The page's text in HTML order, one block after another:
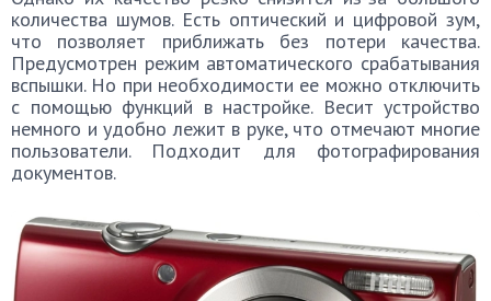
количества шумов. Есть оптический и цифровой зум,
что позволяет приближать без потери качества.
Предусмотрен режим автоматического срабатывания
вспышки. Но при необходимости ее можно отключить
с помощью функций в настройке. Весит устройство
немного и удобно лежит в руке, что отмечают многие
пользователи. Подходит для фотографирования
документов.